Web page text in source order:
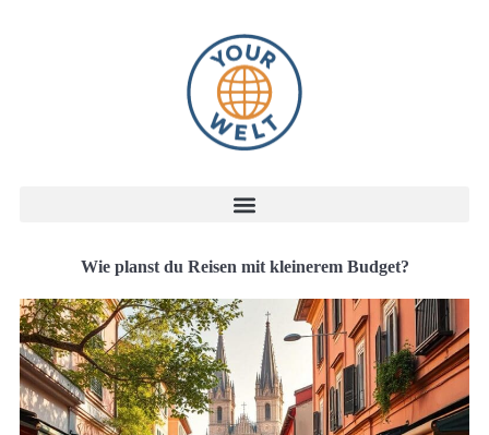
Wie planst du Reisen mit kleinerem Budget?